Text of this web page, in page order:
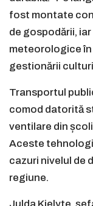
fost montate
de gospodării,
meteorologice
gestionării
Transportul
comod datorită
ventilare din
Aceste
cazuri nivelul de
regiune.